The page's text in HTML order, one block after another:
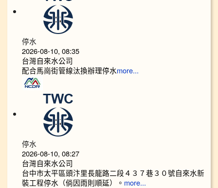
停水
2026-08-10, 08:35
台灣自來水公司
配合馬崗街管線汰換辦理停水more...
停水
2026-08-10, 08:27
台灣自來水公司
台中市太平區頭汴里長龍路二段４３７巷３０號自來水新
裝工程停水（倘因雨則順延）。 more...